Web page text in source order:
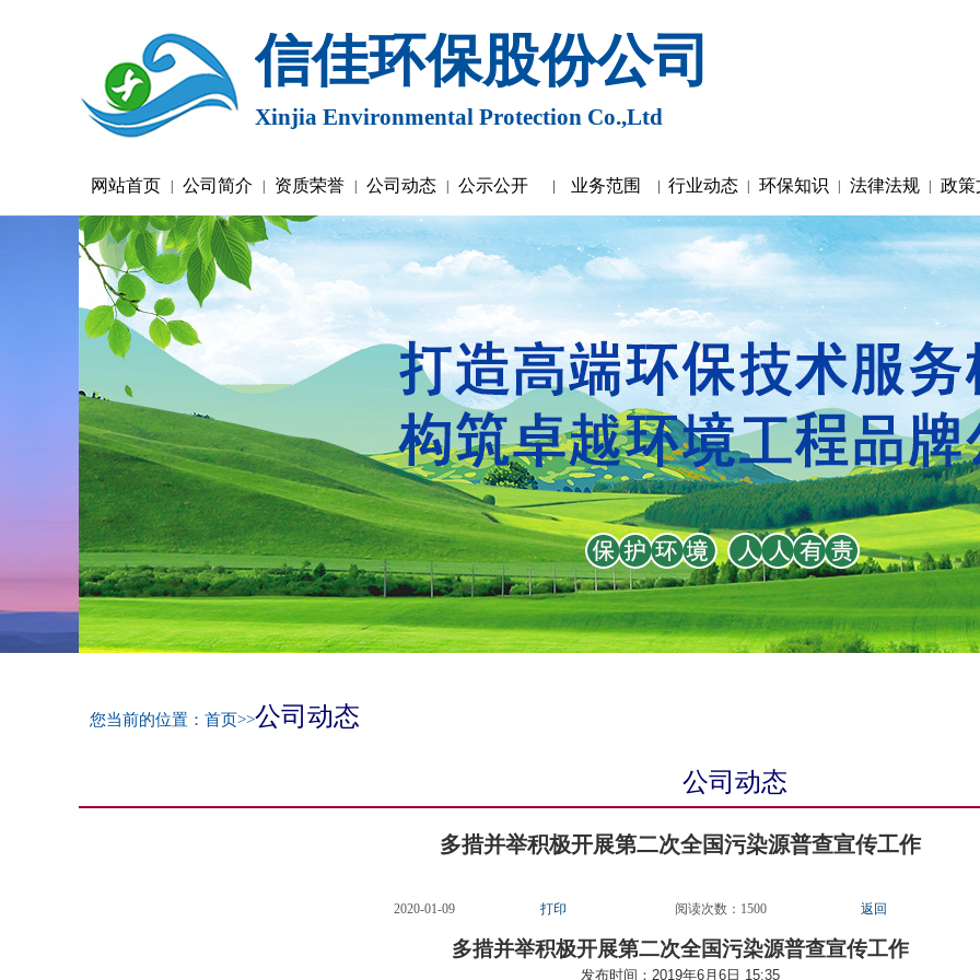
信佳环保股份公司
Xinjia Environmental Protection Co.,Ltd
网站首页 | 公司简介 | 资质荣誉 | 公司动态 | 公示公开 | 业务范围 | 行业动态 | 环保知识 | 法律法规 | 政策
您当前的位置： 首页>>公司动态
公司动态
多措并举积极开展第二次全国污染源普查宣传工作
2020-01-09 打印 阅读次数： 1500 返回
多措并举积极开展第二次全国污染源普查宣传工作
发布时间：2019年6月6日 15:35